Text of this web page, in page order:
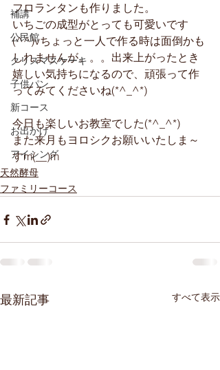
補講
公民館
クリスマスケーキ
子供パン
新コース
お出かけ
アイシング
フロランタンも作りました。
いちごの成型がとっても可愛いです
(^^)vちょっと一人で作る時は面倒かも
しれませんが。。。出来上がったとき
嬉しい気持ちになるので、頑張って作
ってみてくださいね(*^_^*)
今日も楽しいお教室でした(*^_^*)
また来月もヨロシクお願いいたしま～
すm(__)m
天然酵母
ファミリーコース
最新記事 すべて表示